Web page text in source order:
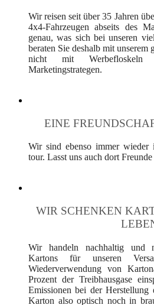
Wir reisen seit über 35 Jahren
4x4-Fahrzeugen abseits des
genau, was sich bei unseren
beraten Sie deshalb mit unserem
nicht mit
Marketingstrategen.
EINE
Wir sind ebenso immer
tour. Lasst uns auch dort
WIR SCHENKEN
Wir handeln nachhaltig und
Kartons für unseren
Wiederverwendung von
Prozent der Treibhausgase
Emissionen bei der Herstellung
Karton also optisch noch in